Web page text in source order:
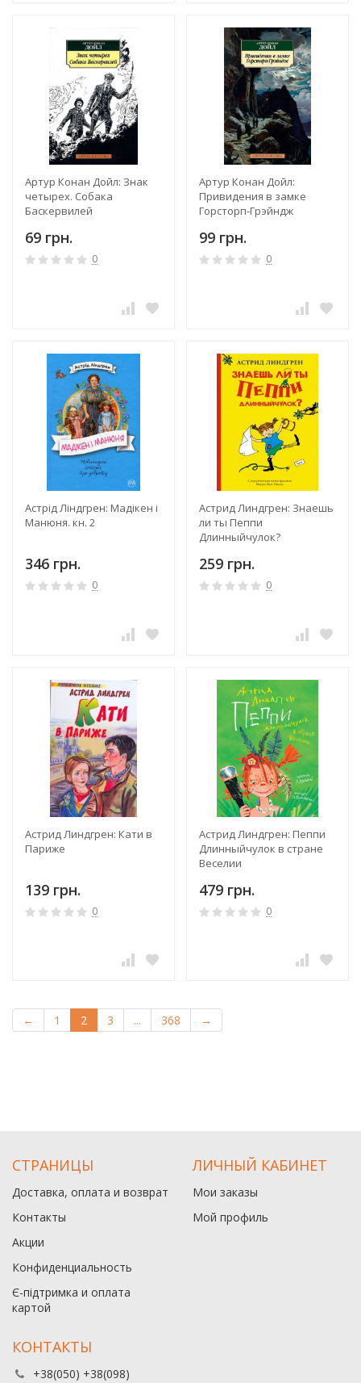
Артур Конан Дойл: Знак
четырех. Собака
Баскервилей
69 грн.
0
Артур Конан Дойл:
Привидения в замке
Горсторп-Грэйндж
99 грн.
0
Астрід Ліндгрен: Мадікен і
Манюня. кн. 2
346 грн.
0
Астрид Линдгрен: Знаешь
ли ты Пеппи
Длинныйчулок?
259 грн.
0
Астрид Линдгрен: Кати в
Париже
139 грн.
0
Астрид Линдгрен: Пеппи
Длинныйчулок в стране
Веселии
479 грн.
0
← 1 2 3 ... 368 →
СТРАНИЦЫ
Доставка, оплата и возврат
Контакты
Акции
Конфиденциальность
Є-підтримка и оплата
картой
ЛИЧНЫЙ КАБИНЕТ
Мои заказы
Мой профиль
КОНТАКТЫ
+38(050) +38(098)